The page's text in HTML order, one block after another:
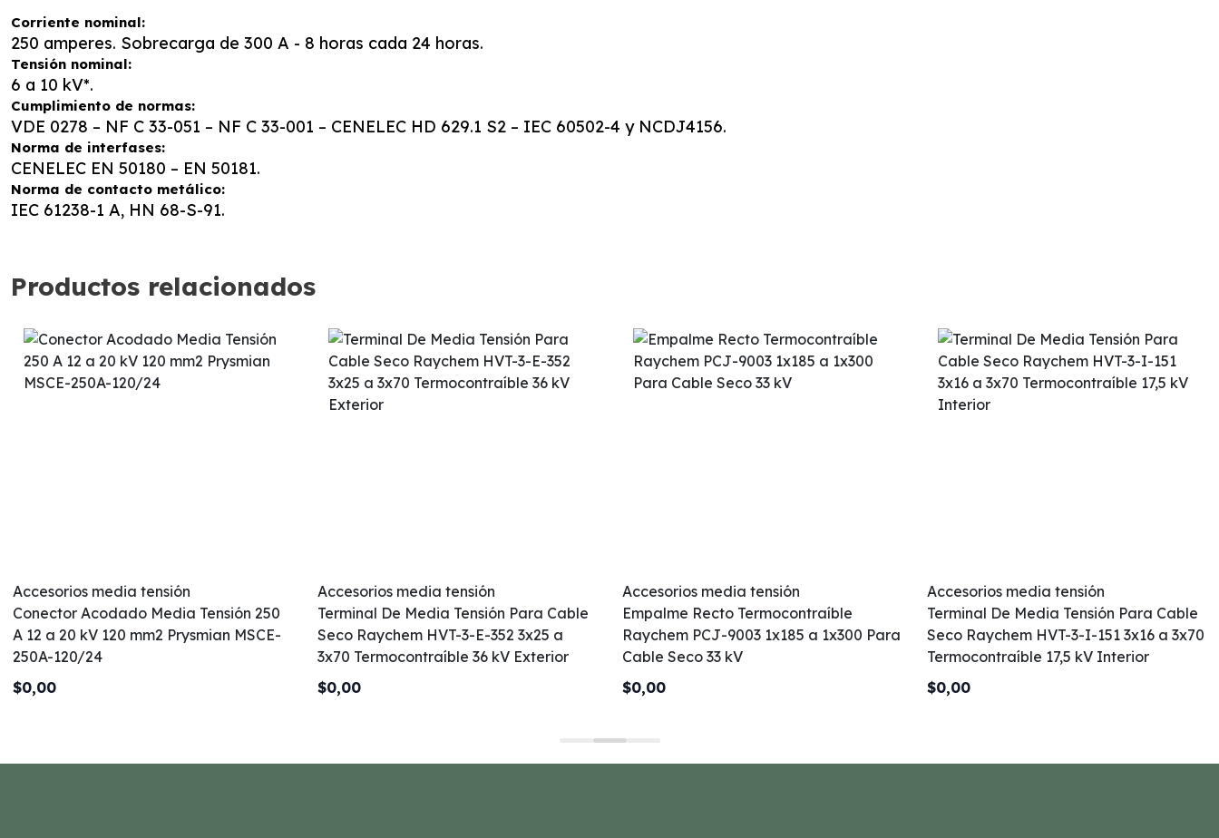
Corriente nominal:
250 amperes. Sobrecarga de 300 A - 8 horas cada 24 horas.
Tensión nominal:
6 a 10 kV*.
Cumplimiento de normas:
VDE 0278 – NF C 33-051 – NF C 33-001 – CENELEC HD 629.1 S2 – IEC 60502-4 y NCDJ4156.
Norma de interfases:
CENELEC EN 50180 – EN 50181.
Norma de contacto metálico:
IEC 61238-1 A, HN 68-S-91.
Productos relacionados
Accesorios media tensión
Conector Acodado Media Tensión 250
A 12 a 20 kV 120 mm2 Prysmian MSCE-
250A-120/24
$0,00
Accesorios media tensión
Terminal De Media Tensión Para Cable
Seco Raychem HVT-3-E-352 3x25 a
3x70 Termocontraíble 36 kV Exterior
$0,00
Accesorios media tensión
Empalme Recto Termocontraíble
Raychem PCJ-9003 1x185 a 1x300 Para
Cable Seco 33 kV
$0,00
Accesorios media tensión
Terminal De Media Tensión Para Cable
Seco Raychem HVT-3-I-151 3x16 a 3x70
Termocontraíble 17,5 kV Interior
$0,00